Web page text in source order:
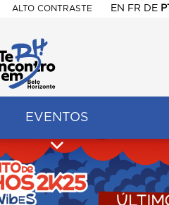
ALTO CONTRASTE EN FR DE PT
EVENTOS